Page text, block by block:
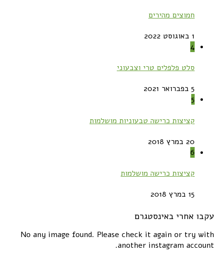
חמוצים מהירים
1 באוגוסט 2022
4
סלט פלפלים טרי וצבעוני
5 בפברואר 2021
5
קציצות כרישה טבעוניות מושלמות
20 במרץ 2018
6
קציצות כרישה מושלמות
15 במרץ 2018
עקבו אחרי באינסטגרם
No any image found. Please check it again or try with
another instagram account.